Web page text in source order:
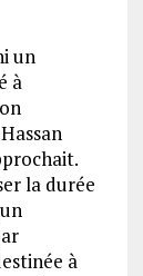
un
à
la durée
à